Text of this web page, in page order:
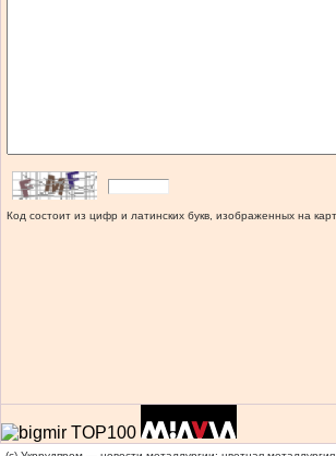
Код состоит из цифр и латинских букв, изображенных на